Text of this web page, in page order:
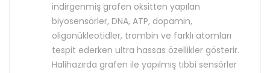
indirgenmiş grafen oksitten yapılan
biyosensörler, DNA, ATP, dopamin,
oligonükleotidler, trombin ve farklı atomları
tespit ederken ultra hassas özellikler gösterir.
Halihazırda grafen ile yapılmış tıbbi sensörler